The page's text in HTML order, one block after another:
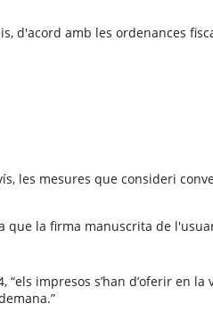
d'acord amb les ordenances
les mesures que consideri
que la firma manuscrita de
impresos s’han d’oferir en la